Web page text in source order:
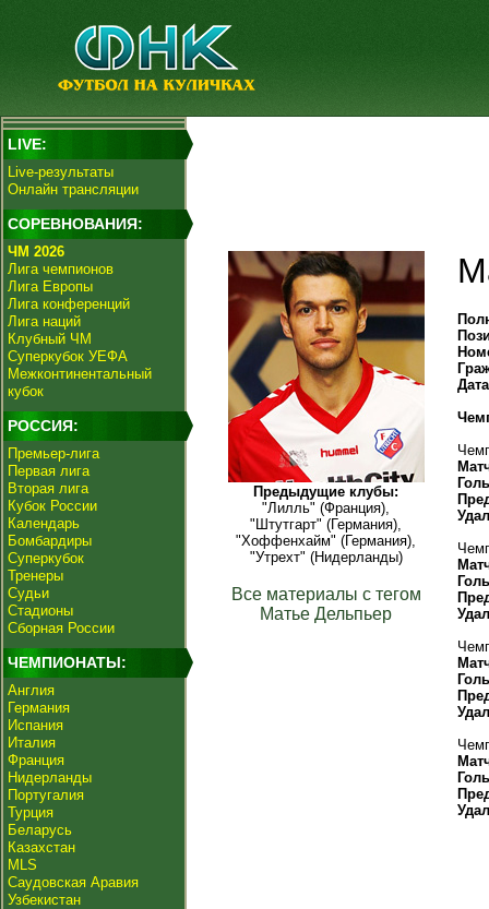
LIVE:
Live-результаты
Онлайн трансляции
СОРЕВНОВАНИЯ:
ЧМ 2026
Лига чемпионов
Лига Европы
Лига конференций
Лига наций
Клубный ЧМ
Суперкубок УЕФА
Межконтинентальный
кубок
РОССИЯ:
Премьер-лига
Первая лига
Вторая лига
Кубок России
Календарь
Бомбардиры
Суперкубок
Тренеры
Судьи
Стадионы
Сборная России
ЧЕМПИОНАТЫ:
Англия
Германия
Испания
Италия
Франция
Нидерланды
Португалия
Турция
Беларусь
Казахстан
MLS
Саудовская Аравия
Узбекистан
Предыдущие клубы:
"Лилль" (Франция),
"Штутгарт" (Германия),
"Хоффенхайм" (Германия),
"Утрехт" (Нидерланды)
Все материалы с тегом
Матье Дельпьер